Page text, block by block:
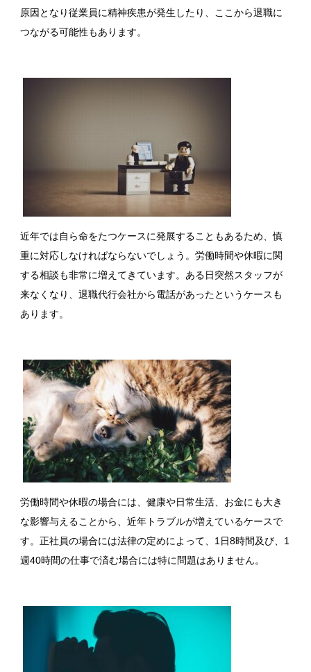
原因となり従業員に精神疾患が発生したり、ここから退職に
つながる可能性もあります。
近年では自ら命をたつケースに発展することもあるため、慎
重に対応しなければならないでしょう。労働時間や休暇に関
する相談も非常に増えてきています。ある日突然スタッフが
来なくなり、退職代行会社から電話があったというケースも
あります。
労働時間や休暇の場合には、健康や日常生活、お金にも大き
な影響与えることから、近年トラブルが増えているケースで
す。正社員の場合には法律の定めによって、1日8時間及び、1
週40時間の仕事で済む場合には特に問題はありません。